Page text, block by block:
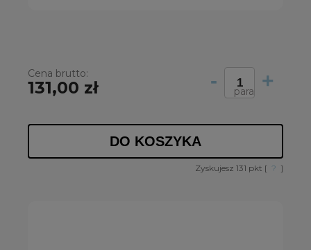
Cena brutto:
131,00 zł - +
para
DO KOSZYKA
Zyskujesz 131 pkt [ ? ]